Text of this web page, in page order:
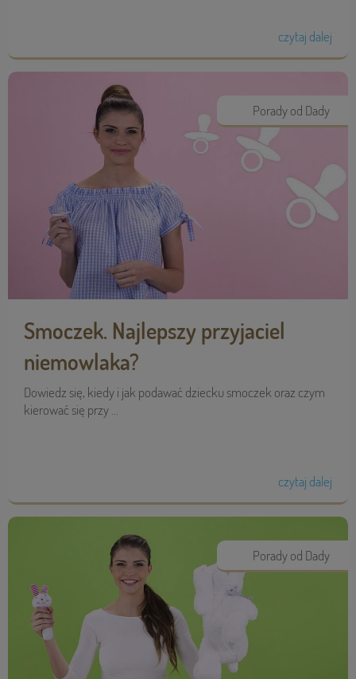
czytaj dalej
Porady od Dady
Smoczek. Najlepszy przyjaciel
niemowlaka?
Dowiedz się, kiedy i jak podawać dziecku smoczek oraz czym
kierować się przy ...
czytaj dalej
Porady od Dady